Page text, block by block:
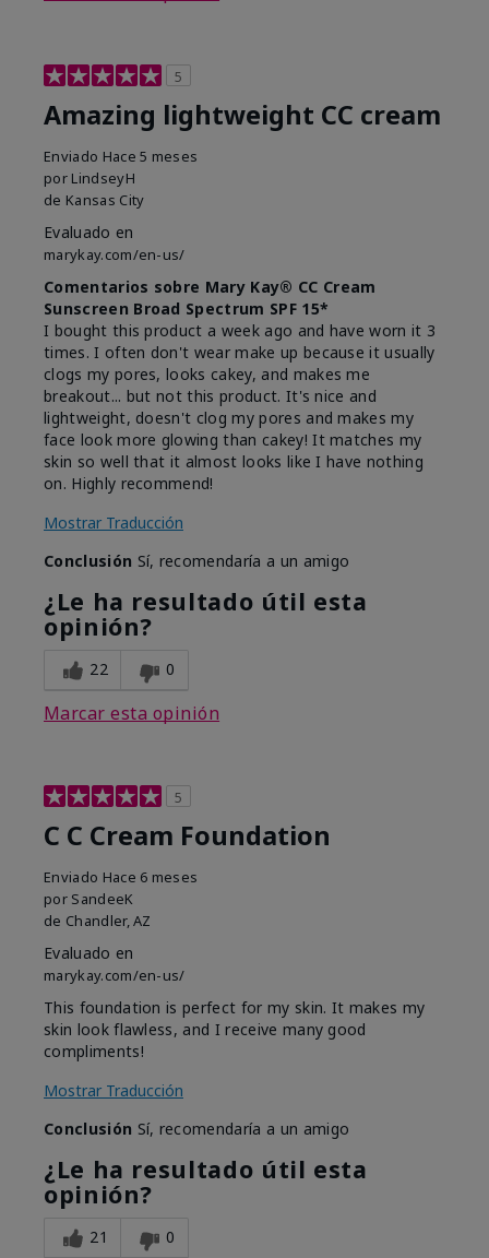
5
Amazing lightweight CC cream
Enviado Hace 5 meses
por LindseyH
de Kansas City
Evaluado en
marykay.com/en-us/
Comentarios sobre Mary Kay® CC Cream
Sunscreen Broad Spectrum SPF 15*
I bought this product a week ago and have worn it 3
times. I often don't wear make up because it usually
clogs my pores, looks cakey, and makes me
breakout... but not this product. It's nice and
lightweight, doesn't clog my pores and makes my
face look more glowing than cakey! It matches my
skin so well that it almost looks like I have nothing
on. Highly recommend!
Mostrar Traducción
Conclusión Sí, recomendaría a un amigo
¿Le ha resultado útil esta
opinión?
22 0
Marcar esta opinión
5
C C Cream Foundation
Enviado Hace 6 meses
por SandeeK
de Chandler, AZ
Evaluado en
marykay.com/en-us/
This foundation is perfect for my skin. It makes my
skin look flawless, and I receive many good
compliments!
Mostrar Traducción
Conclusión Sí, recomendaría a un amigo
¿Le ha resultado útil esta
opinión?
21 0